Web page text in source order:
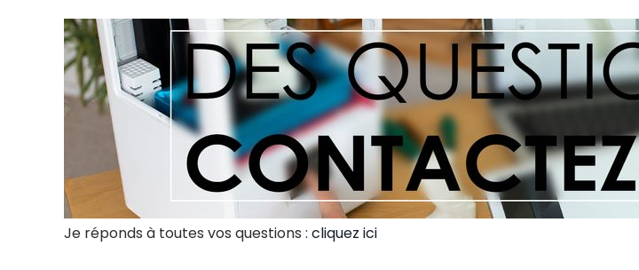
Je réponds à toutes vos questions : cliquez ici